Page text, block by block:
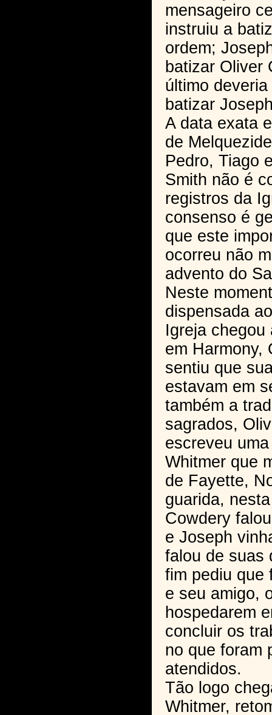
mensageiro
instruiu a
ordem;
batizar Oliver
último
batizar
A data exata
de
Pedro, Tiago
Smith não é
registros da
consenso é
que este
ocorreu não
advento do
Neste
dispensada
Igreja chegou
em Harmony,
sentiu que
estavam em
também a
sagrados,
escreveu
Whitmer que
de Fayette,
guarida,
Cowdery
e Joseph
falou de suas
fim pediu que
e seu amigo,
hospedarem
concluir os
no que foram
atendidos.
Tão logo
Whitmer,